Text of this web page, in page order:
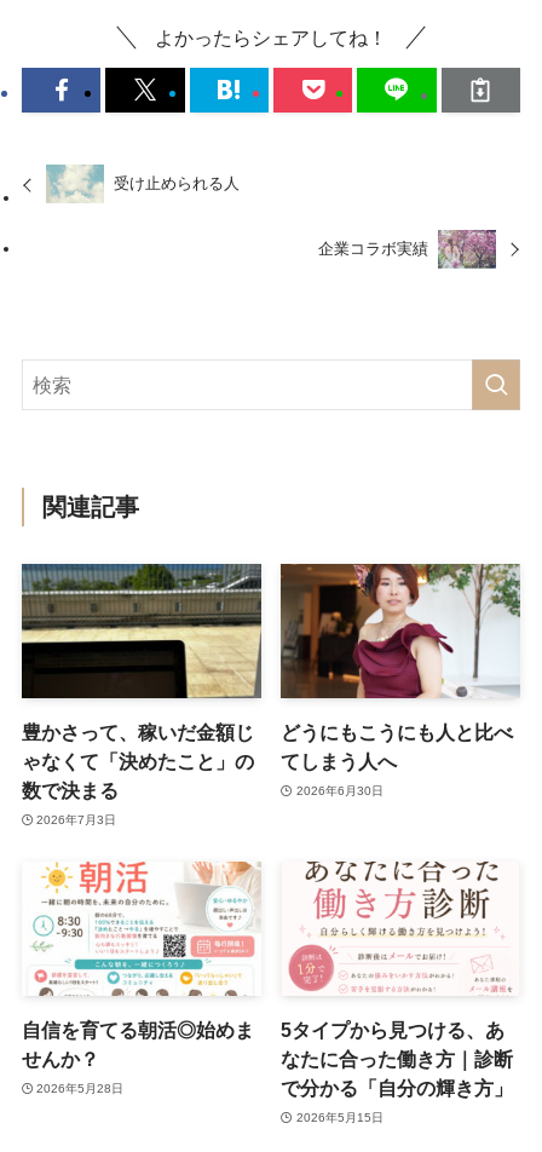
よかったらシェアしてね！
受け止められる人
企業コラボ実績
関連記事
豊かさって、稼いだ金額じ
ゃなくて「決めたこと」の
数で決まる
2026年7月3日
どうにもこうにも人と比べ
てしまう人へ
2026年6月30日
自信を育てる朝活◎始めま
せんか？
2026年5月28日
5タイプから見つける、あ
なたに合った働き方｜診断
で分かる「自分の輝き方」
2026年5月15日